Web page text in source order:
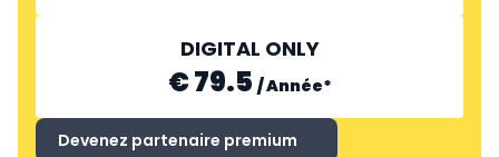
DIGITAL ONLY
€ 79.5 /Année*
Devenez partenaire premium